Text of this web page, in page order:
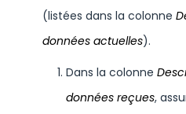
(listées dans la colonne
données actuelles).
Dans la colonne
données reçues,